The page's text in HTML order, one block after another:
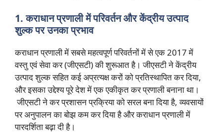
1. कराधान प्रणाली में परिवर्तन और केंद्रीय उत्पाद
शुल्क पर उनका प्रभाव
कराधान प्रणाली में सबसे महत्वपूर्ण परिवर्तनों में से एक 2017 में
वस्तु एवं सेवा कर (जीएसटी) की शुरूआत है। जीएसटी ने केंद्रीय
उत्पाद शुल्क सहित कई अप्रत्यक्ष करों को प्रतिस्थापित कर दिया,
और इसका उद्देश्य पूरे देश में एक एकीकृत कर प्रणाली बनाना था।
जीएसटी ने कर प्रशासन प्रक्रिया को सरल बना दिया है, व्यवसायों
पर अनुपालन का बोझ कम कर दिया है और कराधान प्रणाली में
पारदर्शिता बढ़ा दी है।